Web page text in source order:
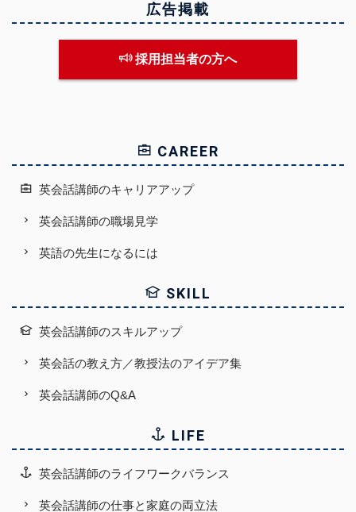
広告掲載
採用担当者の方へ
CAREER
英会話講師のキャリアアップ
英会話講師の職場見学
英語の先生になるには
SKILL
英会話講師のスキルアップ
英会話の教え方／教授法のアイデア集
英会話講師のQ&A
LIFE
英会話講師のライフワークバランス
英会話講師の仕事と家庭の両立法